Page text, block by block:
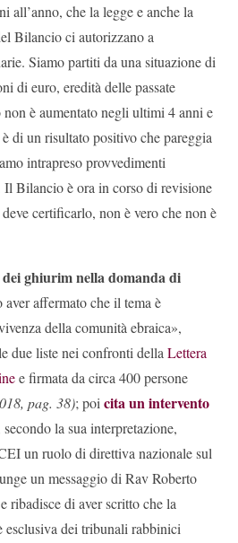
all’anno, che la legge e anche la
Bilancio ci autorizzano a
Siamo partiti da una situazione di
di euro, eredità delle passate
non è aumentato negli ultimi 4 anni e
di un risultato positivo che pareggia
intrapreso provvedimenti
Il Bilancio è ora in corso di revisione
certificarlo, non è vero che non è
ghiurim nella domanda di
aver affermato che il tema è
della comunità ebraica»,
due liste nei confronti dellaLettera
e firmata da circa 400 persone
pag. 38); poicita un intervento
secondo la sua interpretazione,
un ruolo di direttiva nazionale sul
un messaggio di Rav Roberto
ribadisce di aver scritto che la
esclusiva dei tribunali rabbinici